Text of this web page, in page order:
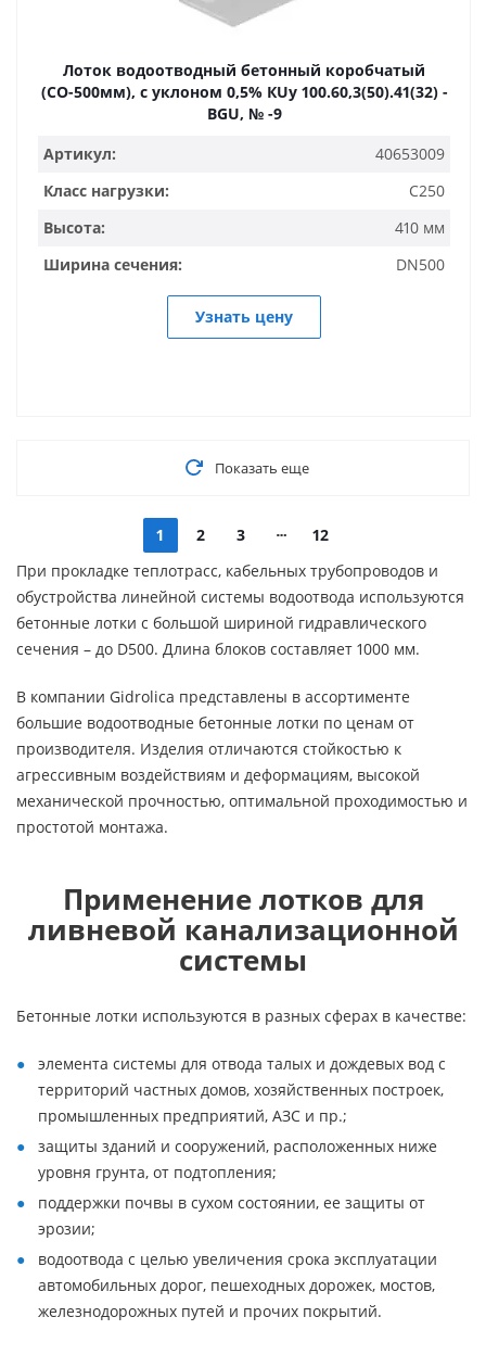
Лоток водоотводный бетонный коробчатый
(СО-500мм), с уклоном 0,5% КUу 100.60,3(50).41(32) -
BGU, № -9
Артикул:
40653009
Класс нагрузки:
C250
Высота:
410 мм
Ширина сечения:
DN500
Узнать цену
Показать еще
1 2 3
12
При прокладке теплотрасс, кабельных трубопроводов и
обустройства линейной системы водоотвода используются
бетонные лотки с большой шириной гидравлического
сечения – до D500. Длина блоков составляет 1000 мм.
В компании Gidrolica представлены в ассортименте
большие водоотводные бетонные лотки по ценам от
производителя. Изделия отличаются стойкостью к
агрессивным воздействиям и деформациям, высокой
механической прочностью, оптимальной проходимостью и
простотой монтажа.
Применение лотков для
ливневой канализационной
системы
Бетонные лотки используются в разных сферах в качестве:
элемента системы для отвода талых и дождевых вод с
территорий частных домов, хозяйственных построек,
промышленных предприятий, АЗС и пр.;
защиты зданий и сооружений, расположенных ниже
уровня грунта, от подтопления;
поддержки почвы в сухом состоянии, ее защиты от
эрозии;
водоотвода с целью увеличения срока эксплуатации
автомобильных дорог, пешеходных дорожек, мостов,
железнодорожных путей и прочих покрытий.